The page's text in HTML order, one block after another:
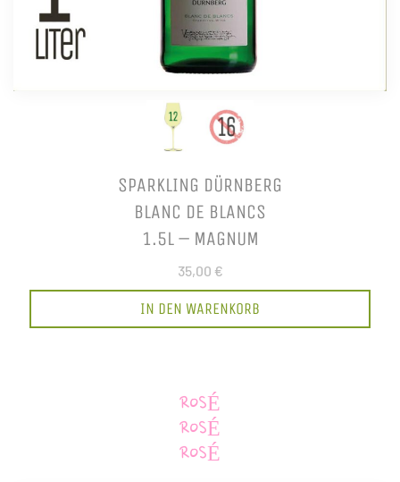
SPARKLING DÜRNBERG
BLANC DE BLANCS
1.5L – MAGNUM
35,00 €
IN DEN WARENKORB
ROSÉ
ROSÉ
ROSÉ